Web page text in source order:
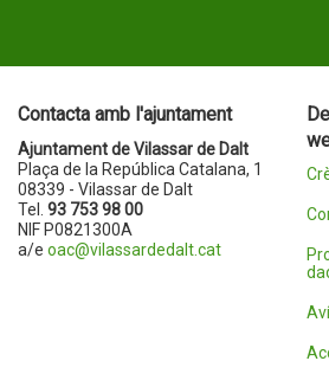
Contacta amb l'ajuntament
Ajuntament de Vilassar de Dalt
Plaça de la República Catalana, 1
08339 - Vilassar de Dalt
Tel. 93 753 98 00
NIF P0821300A
a/e oac@vilassardedalt.cat